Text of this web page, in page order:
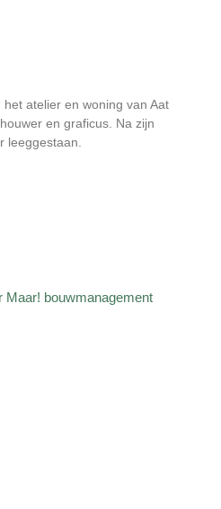
atelier en woning van Aat
en graficus. Na zijn
leeggestaan.